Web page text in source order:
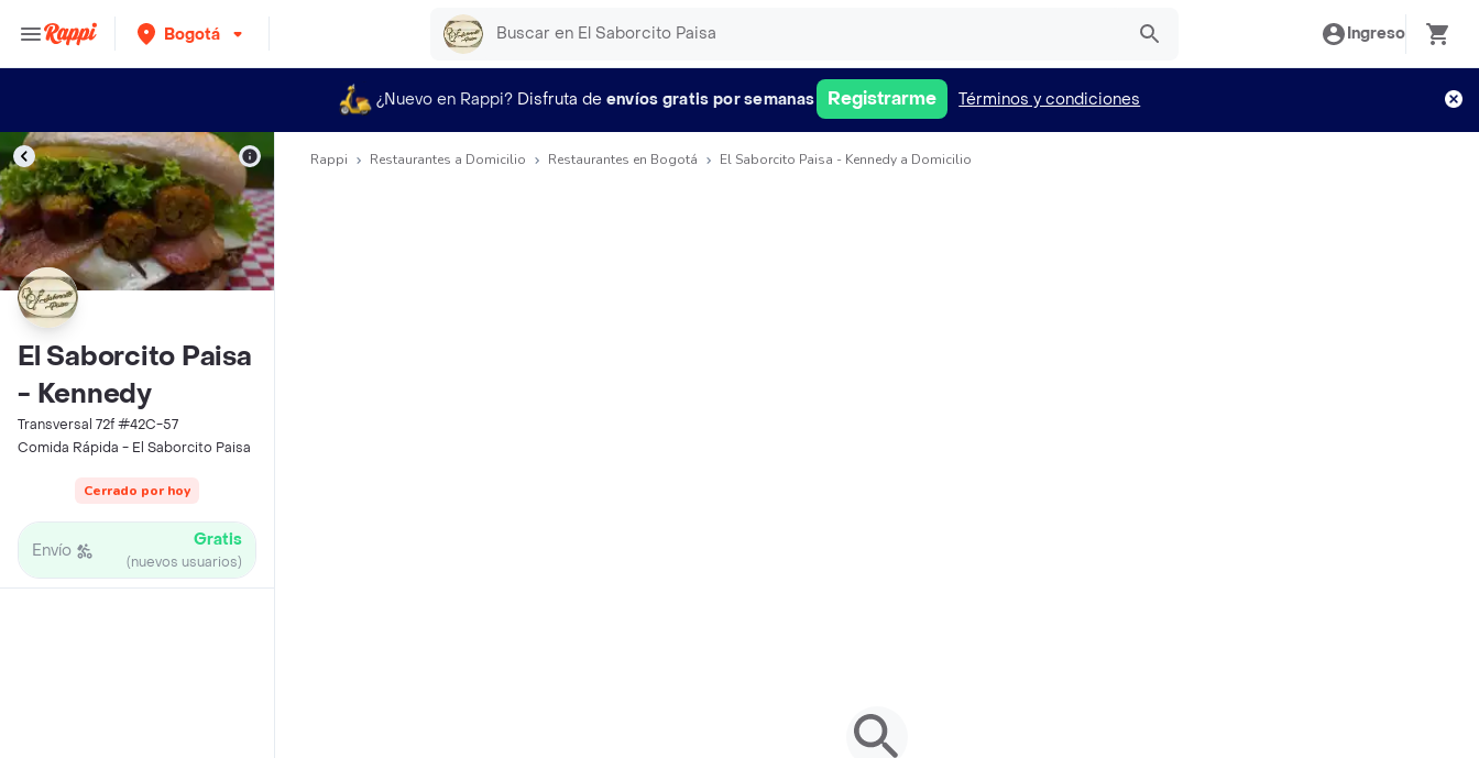
Bogotá Ingreso
¿Nuevo en Rappi? Disfruta de envíos gratis por semanas Registrarme Términos y condiciones
El Saborcito Paisa
- Kennedy
Transversal 72f #42C-57
Comida Rápida - El Saborcito Paisa
Cerrado por hoy
Envío Gratis
(nuevos usuarios)
Rappi Restaurantes a Domicilio Restaurantes en Bogotá El Saborcito Paisa - Kennedy a Domicilio